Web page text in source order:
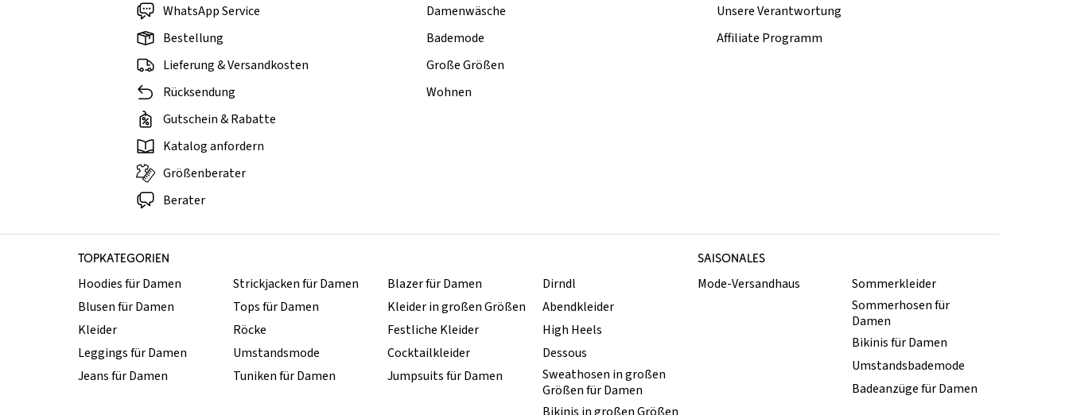
WhatsApp Service
Bestellung
Lieferung & Versandkosten
Rücksendung
Gutschein & Rabatte
Katalog anfordern
Größenberater
Berater
Damenwäsche
Bademode
Große Größen
Wohnen
Unsere Verantwortung
Affiliate Programm
TOPKATEGORIEN SAISONALES
Hoodies für Damen
Blusen für Damen
Kleider
Leggings für Damen
Jeans für Damen
Strickjacken für Damen
Tops für Damen
Röcke
Umstandsmode
Tuniken für Damen
Blazer für Damen
Kleider in großen Größen
Festliche Kleider
Cocktailkleider
Jumpsuits für Damen
Dirndl
Abendkleider
High Heels
Dessous
Sweathosen in großen
Größen für Damen
Mode-Versandhaus
Sommerkleider
Sommerhosen für
Damen
Bikinis für Damen
Umstandsbademode
Badeanzüge für Damen